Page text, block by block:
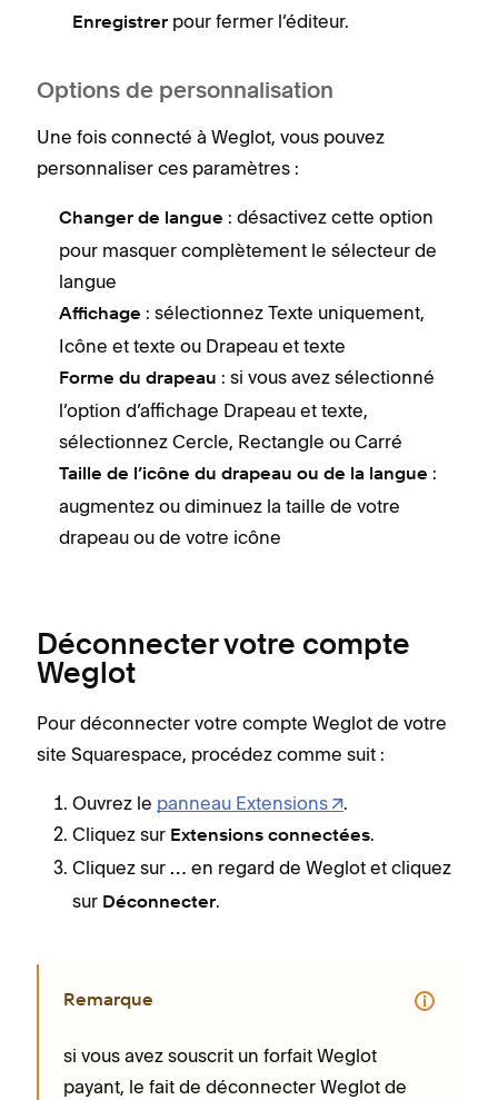
Enregistrer pour fermer l’éditeur.
Options de personnalisation
Une fois connecté à Weglot, vous pouvez
personnaliser ces paramètres :
Changer de langue : désactivez cette option
pour masquer complètement le sélecteur de
langue
Affichage : sélectionnez Texte uniquement,
Icône et texte ou Drapeau et texte
Forme du drapeau : si vous avez sélectionné
l’option d’affichage Drapeau et texte,
sélectionnez Cercle, Rectangle ou Carré
Taille de l’icône du drapeau ou de la langue :
augmentez ou diminuez la taille de votre
drapeau ou de votre icône
Déconnecter votre compte
Weglot
Pour déconnecter votre compte Weglot de votre
site Squarespace, procédez comme suit :
Ouvrez le panneau Extensions
.
Cliquez sur Extensions connectées.
Cliquez sur … en regard de Weglot et cliquez
sur Déconnecter.
Remarque
si vous avez souscrit un forfait Weglot
payant, le fait de déconnecter Weglot de